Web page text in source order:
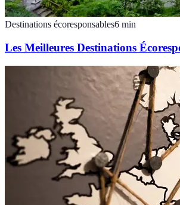
Destinations écoresponsables6 min
Les Meilleures Destinations